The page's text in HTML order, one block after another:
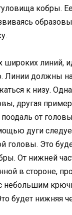
кобры.
линий,
Линии должны
к низу.
другая
от
дуги
головы. Это
От нижней
в стороне,
небольшим
будет нижняя